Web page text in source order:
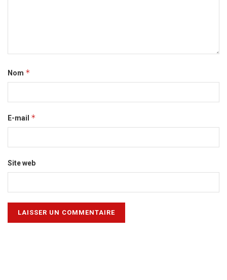
Nom *
E-mail *
Site web